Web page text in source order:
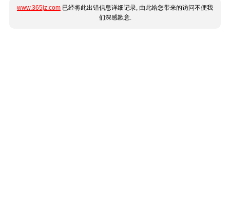
www.365jz.com 已经将此出错信息详细记录, 由此给您带来的访问不便我
们深感歉意.